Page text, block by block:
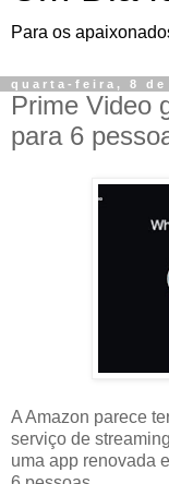
Para os
quarta-feira, 8 de
Prime Video
para 6
A Amazon parece
serviço de streaming
uma app renovada